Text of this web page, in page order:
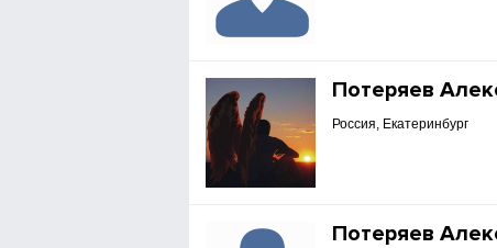
Потеряев
Россия, Екатеринбург
Потеряев